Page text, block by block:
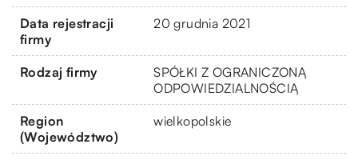
Data rejestracji
firmy
20 grudnia 2021
Rodzaj firmy
SPÓŁKI Z OGRANICZONĄ
ODPOWIEDZIALNOŚCIĄ
Region
(Województwo)
wielkopolskie